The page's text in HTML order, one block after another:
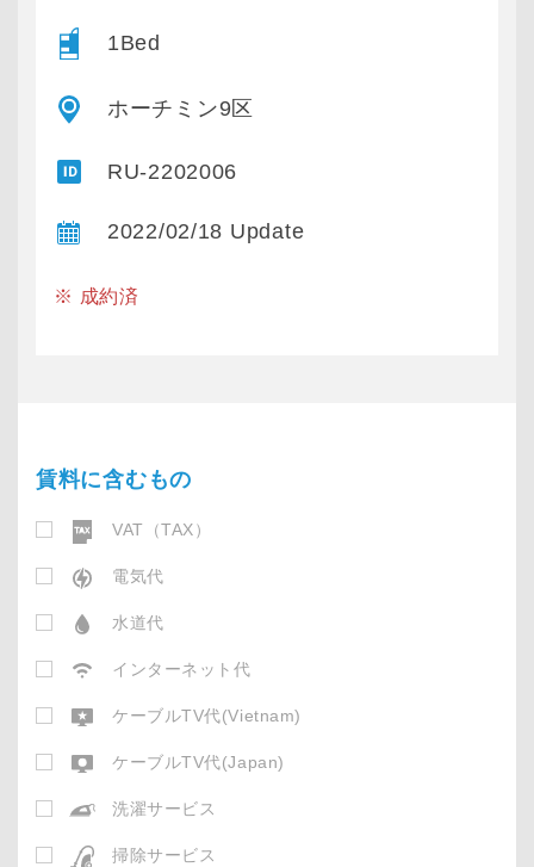
1Bed
ホーチミン9区
RU-2202006
2022/02/18 Update
※ 成約済
賃料に含むもの
VAT（TAX）
電気代
水道代
インターネット代
ケーブルTV代(Vietnam)
ケーブルTV代(Japan)
洗濯サービス
掃除サービス